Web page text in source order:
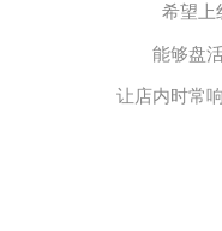
希望上
能够盘
让店内时常